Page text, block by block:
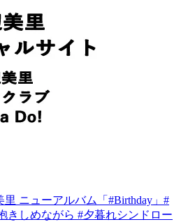
里 ニューアルバム「#Birthday」#
きしめながら #夕暮れシンドロー